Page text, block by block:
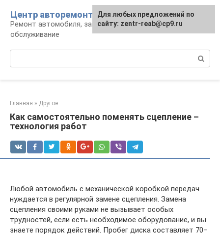
контенту
Центр авторемонта
Ремонт автомобиля, запчасти и
обслуживание
Главная » Другое
Как самостоятельно поменять сцепление –
технология работ
Любой автомобиль с механической коробкой передач
нуждается в регулярной замене сцепления. Замена
сцепления своими руками не вызывает особых
трудностей, если есть необходимое оборудование, и вы
знаете порядок действий. Пробег диска составляет 70–
Для любых предложений по
сайту: zentr-reab@cp9.ru